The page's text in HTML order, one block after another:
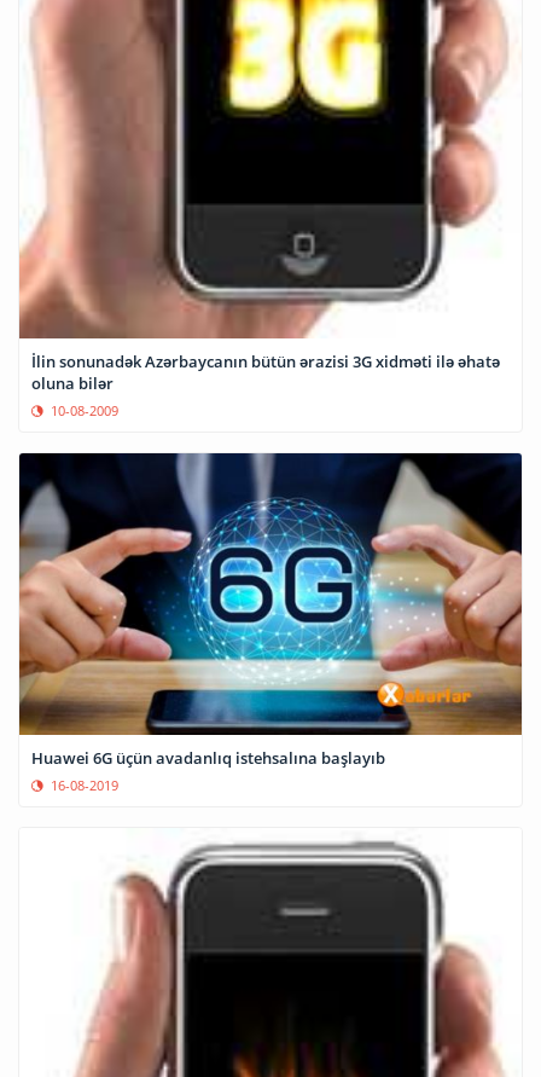
İlin sonunadək Azərbaycanın bütün ərazisi 3G xidməti ilə əhatə
oluna bilər
10-08-2009
Huawei 6G üçün avadanlıq istehsalına başlayıb
16-08-2019